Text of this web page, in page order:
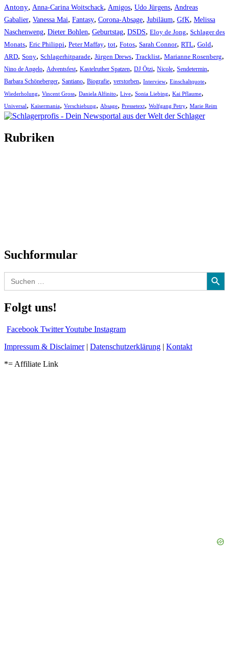
Antony, Anna-Carina Woitschack, Amigos, Udo Jürgens, Andreas
Gabalier, Vanessa Mai, Fantasy, Corona-Absage, Jubiläum, GfK, Melissa
Naschenweng, Dieter Bohlen, Geburtstag, DSDS, Eloy de Jong, Schlager des
Monats, Eric Philippi, Peter Maffay, tot, Fotos, Sarah Connor, RTL, Gold,
ARD, Sony, Schlagerhitparade, Jürgen Drews, Tracklist, Marianne Rosenberg,
Nino de Angelo, Adventsfest, Kastelruther Spatzen, DJ Ötzi, Nicole, Sendetermin,
Barbara Schöneberger, Santiano, Biografie, verstorben, Interview, Einschaltquote,
Wiederholung, Vincent Gross, Daniela Alfinito, Live, Sonia Liebing, Kai Pflaume,
Universal, Kaisermania, Verschiebung, Absage, Pressetext, Wolfgang Petry, Marie Reim
Rubriken
Suchformular
Search
for:
Search Button
Folgt uns!
Facebook TwitterYoutube Instagram
Impressum & Disclaimer| Datenschutzerklärung | Kontakt
*= Affiliate Link